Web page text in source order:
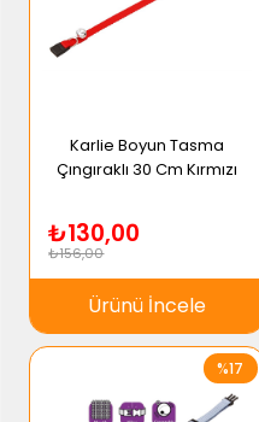
Karlie Boyun Tasma
Çıngıraklı 30 Cm Kırmızı
₺130,00
₺156,00
Ürünü İncele
%17